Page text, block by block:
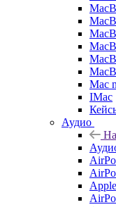
Mac
IMac
Аудио